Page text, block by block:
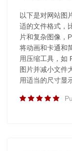
以下是对网站图
适的文件格式，
片和复杂图像，
将动画和卡通和
用压缩工具，如
图片并减小文件
用适当的尺寸显